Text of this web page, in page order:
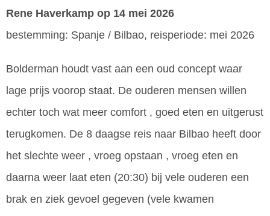
Rene Haverkamp op 14 mei 2026
bestemming: Spanje / Bilbao, reisperiode: mei 2026
Bolderman houdt vast aan een oud concept waar
lage prijs voorop staat. De ouderen mensen willen
echter toch wat meer comfort , goed eten en uitgerust
terugkomen. De 8 daagse reis naar Bilbao heeft door
het slechte weer , vroeg opstaan , vroeg eten en
daarna weer laat eten (20:30) bij vele ouderen een
brak en ziek gevoel gegeven (vele kwamen